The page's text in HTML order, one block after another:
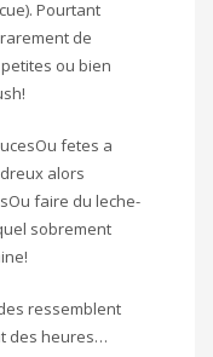
Pourtant
de
ou bien
fetes a
alors
faire du leche-
sobrement
ressemblent
des heures…